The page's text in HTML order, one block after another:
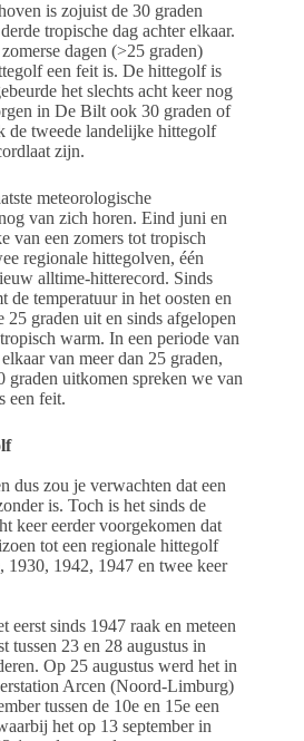
is zojuist de 30 graden
tropische dag achter elkaar.
dagen (>25 graden)
een feit is. De hittegolf is
het slechts acht keer nog
in De Bilt ook 30 graden of
de tweede landelijke hittegolf
zijn.
meteorologische
van zich horen. Eind juni en
van een zomers tot tropisch
regionale hittegolven, één
alltime-hitterecord. Sinds
de temperatuur in het oosten en
graden uit en sinds afgelopen
warm. In een periode van
van meer dan 25 graden,
graden uitkomen spreken we van
een feit.
dus zou je verwachten dat een
is. Toch is het sinds de
keer eerder voorgekomen dat
tot een regionale hittegolf
1942, 1947 en twee keer
eerst sinds 1947 raak en meteen
tussen 23 en 28 augustus in
Op 25 augustus werd het in
Arcen (Noord-Limburg)
tussen de 10e en 15e een
het op 13 september in